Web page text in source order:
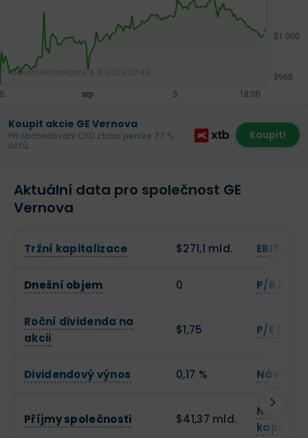
Koupit akcie GE Vernova
Při obchodování CFD ztrácí peníze 77 %
účtů.
Koupit!
Poslední aktualizace:
Aktuální data pro společnost GE
Vernova
Tržní kapitalizace $271,1 mld. EBITDA
Dnešní objem 0 P/B
Roční dividenda na
akcii
$1,75 P/E
Dividendový výnos 0,17 %
Příjmy společnosti $41,37 mld.
kapitálu